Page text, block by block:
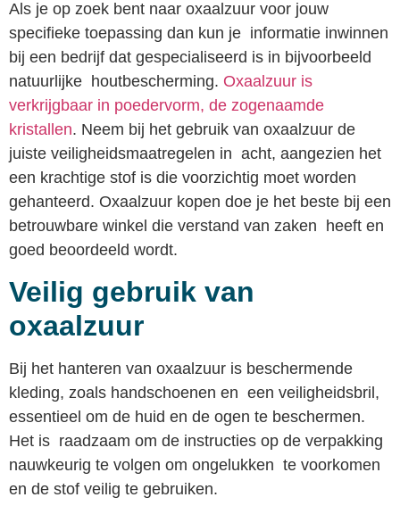
Als je op zoek bent naar oxaalzuur voor jouw
specifieke toepassing dan kun je informatie inwinnen
bij een bedrijf dat gespecialiseerd is in bijvoorbeeld
natuurlijke houtbescherming. Oxaalzuur is
verkrijgbaar in poedervorm, de zogenaamde
kristallen. Neem bij het gebruik van oxaalzuur de
juiste veiligheidsmaatregelen in acht, aangezien het
een krachtige stof is die voorzichtig moet worden
gehanteerd. Oxaalzuur kopen doe je het beste bij een
betrouwbare winkel die verstand van zaken heeft en
goed beoordeeld wordt.
Veilig gebruik van
oxaalzuur
Bij het hanteren van oxaalzuur is beschermende
kleding, zoals handschoenen en een veiligheidsbril,
essentieel om de huid en de ogen te beschermen.
Het is raadzaam om de instructies op de verpakking
nauwkeurig te volgen om ongelukken te voorkomen
en de stof veilig te gebruiken.